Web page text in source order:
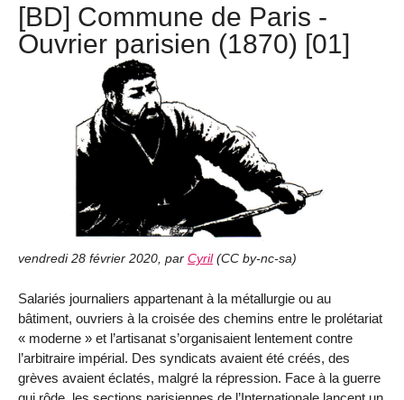
[BD] Commune de Paris -
Ouvrier parisien (1870) [01]
vendredi 28 février 2020, par Cyril (CC by-nc-sa)
Salariés journaliers appartenant à la métallurgie ou au
bâtiment, ouvriers à la croisée des chemins entre le prolétariat
« moderne » et l’artisanat s’organisaient lentement contre
l’arbitraire impérial. Des syndicats avaient été créés, des
grèves avaient éclatés, malgré la répression. Face à la guerre